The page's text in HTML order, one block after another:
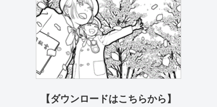
【ダウンロードはこちらから】